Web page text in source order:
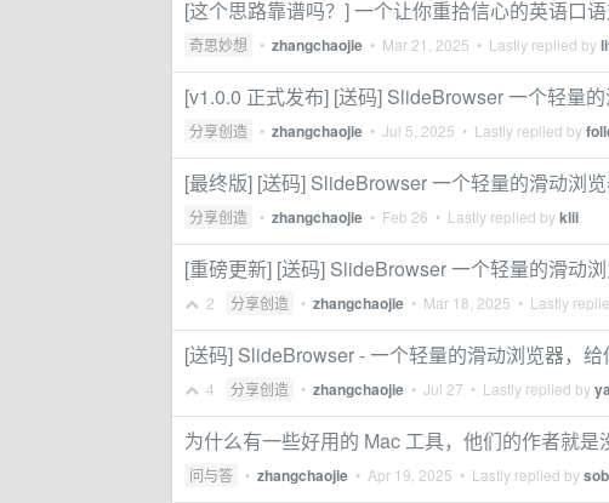
[这个思路靠谱吗？] 一个让你重拾信心的英语口
奇思妙想 • zhangchaojie • Mar 21, 2025 • Lastly replied by
[v1.0.0 正式发布] [送码] SlideBrowser 一个轻量
分享创造 • zhangchaojie • Jul 5, 2025 • Lastly replied by
[最终版] [送码] SlideBrowser 一个轻量的滑动浏
分享创造 • zhangchaojie • Feb 26 • Lastly replied byklii
[重磅更新] [送码] SlideBrowser 一个轻量的滑动
2 分享创造 • zhangchaojie • Mar 18, 2025 • Lastly
[送码] SlideBrowser - 一个轻量的滑动浏览器，
4 分享创造 • zhangchaojie • Jul 27 • Lastly replied by
为什么有一些好用的 Mac 工具，他们的作者就是
问与答 • zhangchaojie • Apr 19, 2025 • Lastly replied by